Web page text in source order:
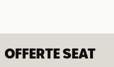
OFFERTE SEAT